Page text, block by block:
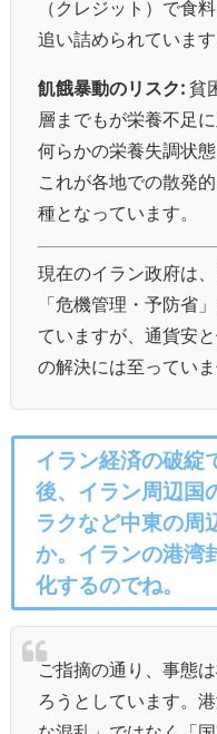
（クレジット）で食
追い詰められています
飢餓暴動のリスク:貧
層までもが栄養不足
何らかの栄養失調状
これが各地での散発
種となっています。
現在のイラン政府は
「危機管理・予防省
ていますが、通貨安
の解決には至っていま
イラン経済の破綻
後、イラン周辺国
ラクなど中東の周
か。イランの港湾
化するのでね。
ご指摘の通り、事態
ろうとしています。